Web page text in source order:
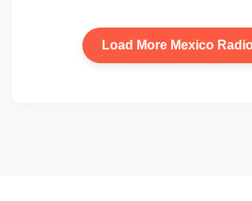
Load More Mexico